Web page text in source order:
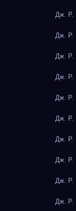
Дж. Р.
Дж. Р.
Дж. Р.
Дж. Р.
Дж. Р.
Дж. Р.
Дж. Р.
Дж. Р.
Дж. Р.
Дж. Р.